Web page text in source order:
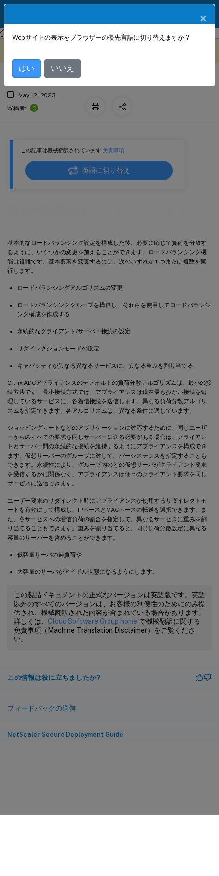
NetScaler NetScaler 14.1
この記事は機械翻訳されています.免責事項
英語に切り替え
基本的なロードバランシング設定を構成した後、必要に応じて負荷を分散す
るように、いくつかの変更を加えることができます。ロードバランシング機
能は複雑です。基本要素を変更するには、次のいずれか 1 つまたは複数を実
行します。
ロードバランシングアルゴリズムの変更
ロードバランシンググループを構成し、それらを使用してロードバランシ
ング構成を作成する
永続的なクライアント/サーバー接続の設定
リダイレクションモードの設定
キャパシティが異なる異なるサービスに、異なる重みを割り当てる。
Citrix ADCアプライアンスのデフォルトの負荷分散アルゴリズムは、最小の接
続方法です。最小接続方式では、アプライアンスは現在最も少ない接続を処
理しているサービスに、各着信接続を送信します。異なる負荷分散アルゴリ
ズムを指定できます。各アルゴリズムは、異なる条件に適しています。
ショッピングカートなどのアプリケーションに対応するために、同じユーザ
ーからのすべての要求を同じサーバーに送る必要がある場合は、クライアン
トとサーバー間の永続的な接続を維持するようにアプライアンスを構成でき
ます。仮想サーバーのグループに対して、パーシステンスを指定することも
できます。永続性により、グループ内のどの仮想サーバがクライアント要求
を受信するかに関係なく、アプライアンスは個々のクライアント要求を同じ
サービスに送信できます。
ユーザー要求のリダイレクト時にアプライアンスが使用するリダイレクトモ
ードを有効にして構成し、IPベースとMACベースの転送を選択できます。ま
た、各サービスへの着信負荷の割合を指定して、異なるサービスに重みを割
り当てることもできます。重みを割り当てると、同じ負荷分散設定に異なる
容量のサーバーを含めることができます。
低容量サーバの過負荷や
大容量のサーバがアイドル状態になるようにします。
この製品ドキュメントの正式なバージョンは英語版です。英語
以外のすべてのバージョンは、お客様の利便性のためにのみ提
供され、機械翻訳された内容が含まれている場合があります。
詳しくは、 Cloud Software Group home で機械翻訳に関する
免責事項（Machine Translation Disclaimer）をご覧くださ
い。
この情報は役に立ちましたか?
フィードバックの送信
NetScaler Secure Deployment Guide
負荷分散構成をカスタマイズする
May 12, 2023
寄稿者:
C
×
Webサイトの表示をブラウザーの優先言語に切り替えますか ?
はい いいえ